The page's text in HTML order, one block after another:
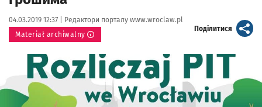
Data publikacji:
04.03.2019 12:37 | Autor:
Редактори порталу www.wroclaw.pl
Materiał archiwalny
Поділитися artykuł
Kliknij, aby powiększyć